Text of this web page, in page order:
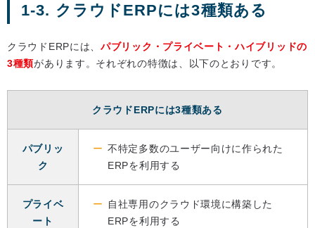
1-3. クラウドERPには3種類ある
クラウドERPには、 パブリック・プライベート・ハイブリッドの
3種類があります。それぞれの特徴は、以下のとおりです。
クラウドERPには3種類ある
パブリッ
ク
不特定多数のユーザー向けに作られた
ERPを利用する
プライベ
ート
自社専用のクラウド環境に構築した
ERPを利用する